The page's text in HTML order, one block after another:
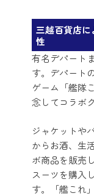
三越百貨店
性
有名デパート
す。デパート
ゲーム「艦隊
念してコラボ
ジャケットや
からお酒、生
ボ商品を販売
スーツを購入
す。「艦これ